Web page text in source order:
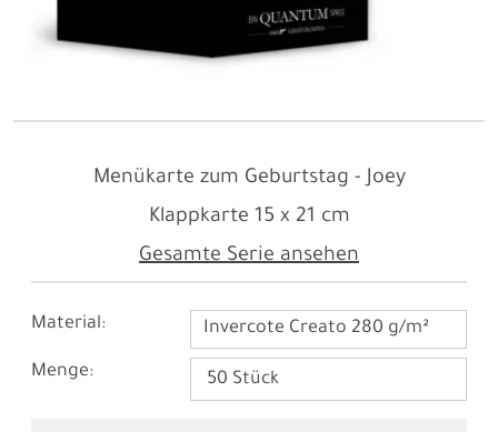
Menükarte zum Geburtstag - Joey
Gesamte Serie ansehen
Klappkarte 15 x 21 cm
Material: Invercote Creato 280 g/m²
Menge: